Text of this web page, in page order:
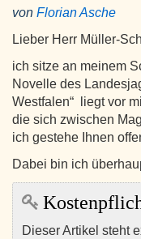
von Florian Asche
Lieber Herr Müller-
ich sitze an meinem
Novelle des
Westfalen“ liegt vor
die sich zwischen
ich gestehe Ihnen
Dabei bin ich
Dieser Artikel steht